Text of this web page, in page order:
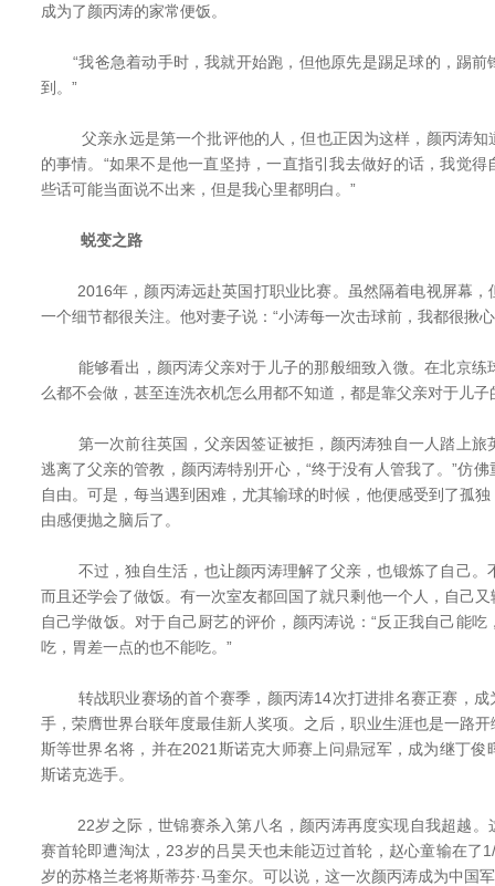
成为了颜丙涛的家常便饭。
“我爸急着动手时，我就开始跑，但他原先是踢足球的，踢前
到。”
父亲永远是第一个批评他的人，但也正因为这样，颜丙涛知
的事情。“如果不是他一直坚持，一直指引我去做好的话，我觉
些话可能当面说不出来，但是我心里都明白。”
蜕变之路
2016年，颜丙涛远赴英国打职业比赛。虽然隔着电视屏幕，
一个细节都很关注。他对妻子说：“小涛每一次击球前，我都很揪
能够看出，颜丙涛父亲对于儿子的那般细致入微。在北京练
么都不会做，甚至连洗衣机怎么用都不知道，都是靠父亲对于儿
第一次前往英国，父亲因签证被拒，颜丙涛独自一人踏上旅
逃离了父亲的管教，颜丙涛特别开心，“终于没有人管我了。”仿
自由。可是，每当遇到困难，尤其输球的时候，他便感受到了孤
由感便抛之脑后了。
不过，独自生活，也让颜丙涛理解了父亲，也锻炼了自己。
而且还学会了做饭。有一次室友都回国了就只剩他一个人，自己
自己学做饭。对于自己厨艺的评价，颜丙涛说：“反正我自己能
吃，胃差一点的也不能吃。”
转战职业赛场的首个赛季，颜丙涛14次打进排名赛正赛，成
手，荣膺世界台联年度最佳新人奖项。之后，职业生涯也是一路
斯等世界名将，并在2021斯诺克大师赛上问鼎冠军，成为继丁俊
斯诺克选手。
22岁之际，世锦赛杀入第八名，颜丙涛再度实现自我超越。
赛首轮即遭淘汰，23岁的吕昊天也未能迈过首轮，赵心童输在了
岁的苏格兰老将斯蒂芬·马奎尔。可以说，这一次颜丙涛成为中国